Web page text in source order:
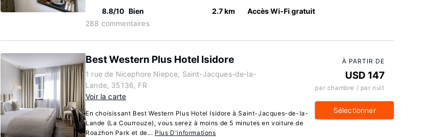
8.8/10 Bien
288 commentaires
2.7 km Accès Wi-Fi gratuit
Best Western Plus Hotel Isidore
1 rue de Nicephore Niepce, Saint-Jacques-de-la-
Lande, 35136, FR
Voir la carte
En choisissant Best Western Plus Hotel Isidore à Saint-Jacques-de-la-
Lande (La Courrouze), vous serez à moins de 5 minutes en voiture de
Roazhon Park et de... Plus D'informations
À PARTIR DE
USD 147
par chambre / par nuit
Sélectionner